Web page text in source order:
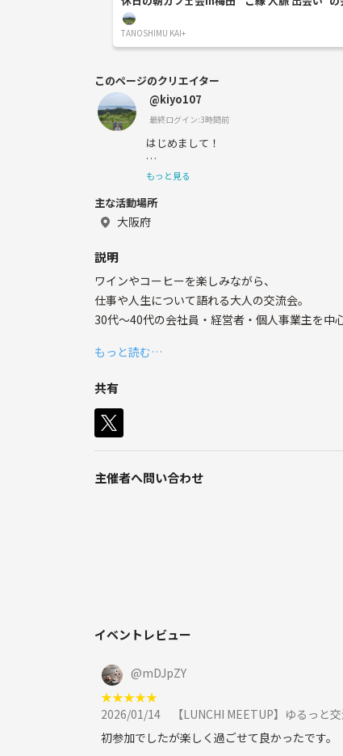
TANOSHIMU KAI+
このページのクリエイター
@kiyo107
最終ログイン:3時間前
はじめまして！
大阪で独立系ファイナンシャルプランナ
社会人が気軽に楽しめる場を通じて、新
「穏やかで優しそう」とよく言われ、ア
切にしています。
もっと見る
主な活動場所
大阪府
説明
ワインやコーヒーを楽しみながら、
仕事や人生について語れる大人の交流会。
30代〜40代の会社員・経営者・個人事業主を
もっと読む…
共有
主催者へ問い合わせ
イベントレビュー
@mDJpZY
★★★★★
2026/01/14
【LUNCHI MEETUP】ゆるっと
初参加でしたが楽しく過ごせて良かったです。